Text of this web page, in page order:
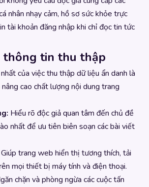
nhân nhạy cảm, hồ sơ sức khỏe trực
tài khoản đăng nhập khi chỉ đọc tin tức
thông tin thu thập
của việc thu thập dữ liệu ẩn danh là
nâng cao chất lượng nội dung trang
Hiểu rõ độc giả quan tâm đến chủ đề
nhất để ưu tiên biên soạn các bài viết
Giúp trang web hiển thị tương thích, tải
mọi thiết bị máy tính và điện thoại.
chặn và phòng ngừa các cuộc tấn